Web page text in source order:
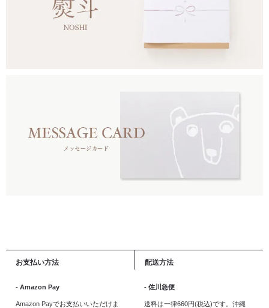
お支払い方法
- Amazon Pay
Amazon Payでお支払いいただけま
配送方法
- 佐川急便
送料は一律660円(税込)です。沖縄